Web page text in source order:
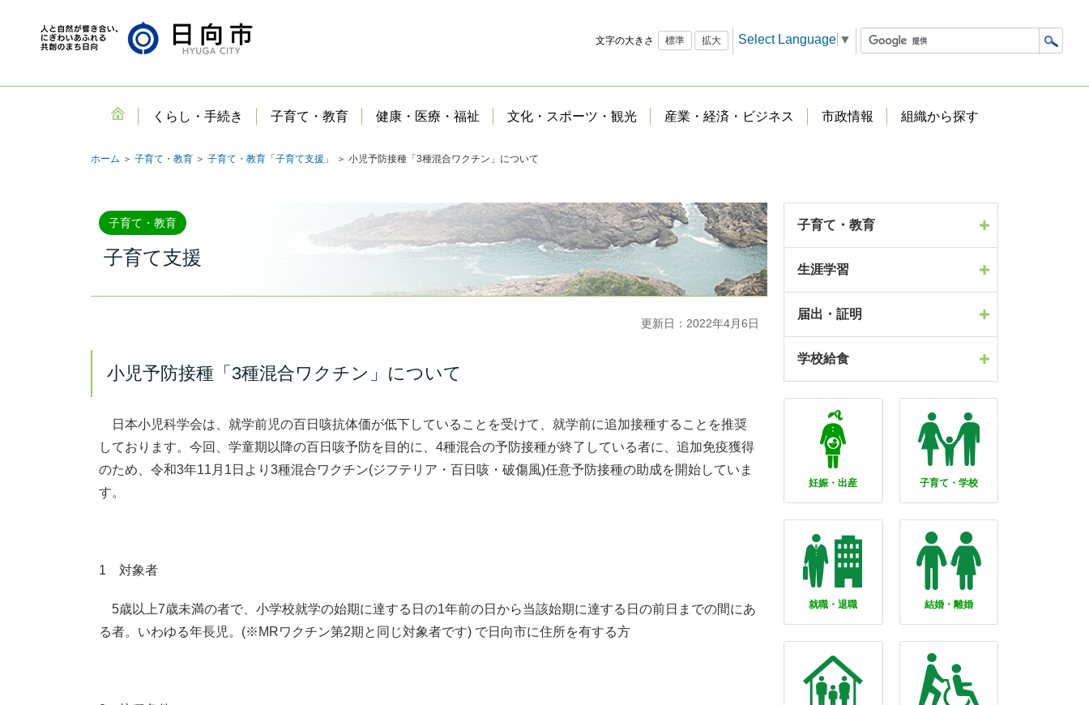
文字の大きさ 標準 拡大 Select Language ▼
くらし・手続き 子育て・教育 健康・医療・福祉 文化・スポーツ・観光 産業・経済・ビジネス 市政情報 組織から探す
ホーム ＞ 子育て・教育 ＞ 子育て・教育「子育て支援」 ＞ 小児予防接種「3種混合ワクチン」について
子育て・教育
子育て支援
更新日：2022年4月6日
小児予防接種「3種混合ワクチン」について
日本小児科学会は、就学前児の百日咳抗体価が低下していることを受けて、就学前に追加接種することを推奨
しております。今回、学童期以降の百日咳予防を目的に、4種混合の予防接種が終了している者に、追加免疫獲得
のため、令和3年11月1日より3種混合ワクチン(ジフテリア・百日咳・破傷風)任意予防接種の助成を開始していま
す。
1 対象者
5歳以上7歳未満の者で、小学校就学の始期に達する日の1年前の日から当該始期に達する日の前日までの間にあ
る者。いわゆる年長児。(※MRワクチン第2期と同じ対象者です) で日向市に住所を有する方
子育て・教育
生涯学習
届出・証明
学校給食
妊娠・出産 子育て・学校
就職・退職 結婚・離婚